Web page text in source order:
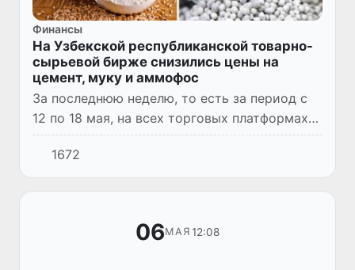
Финансы
На Узбекской республиканской товарно-
сырьевой бирже снизились цены на
цемент, муку и аммофос
За последнюю неделю, то есть за период с
12 по 18 мая, на всех торговых платформах
АО «Узбекской республиканской товарно-
сырьевой биржи» было заключено 59 141
сделок, что на 45,4%...
1672
06МАЯ 12:08